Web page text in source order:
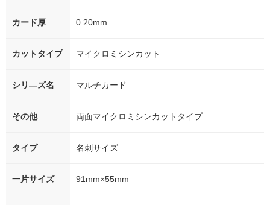
カード厚 0.20mm
カットタイプ マイクロミシンカット
シリ―ズ名 マルチカード
その他 両面マイクロミシンカットタイプ
タイプ 名刺サイズ
一片サイズ 91mm×55mm